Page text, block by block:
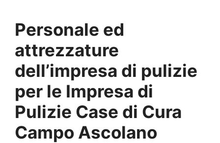
Personale ed
attrezzature
dell’impresa di pulizie
per le Impresa di
Pulizie Case di Cura
Campo Ascolano